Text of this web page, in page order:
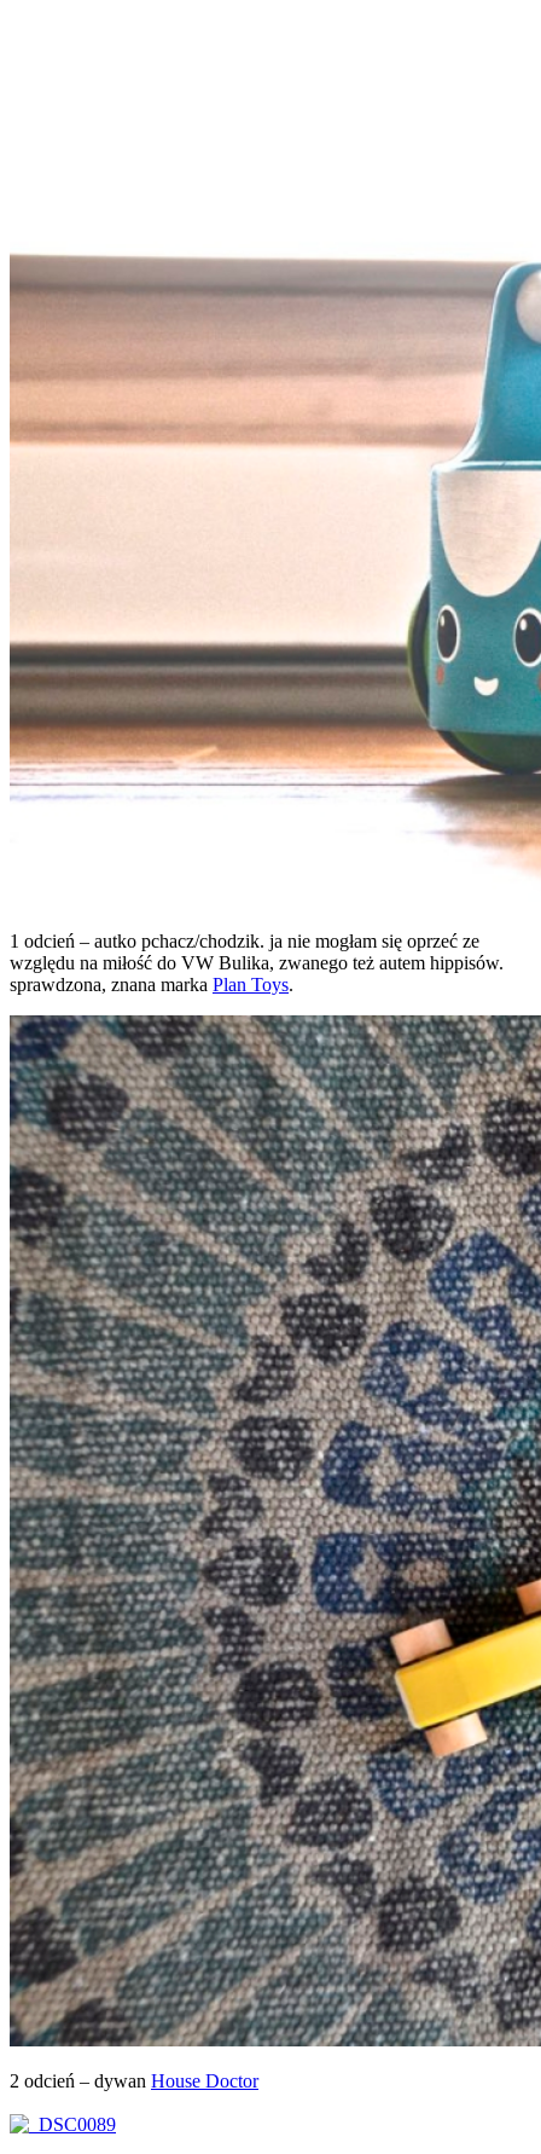
1 odcień – autko pchacz/chodzik. ja nie mogłam się oprzeć ze
względu na miłość do VW Bulika, zwanego też autem hippisów.
sprawdzona, znana marka Plan Toys.
2 odcień – dywan House Doctor